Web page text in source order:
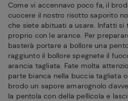
Come vi accennavo poco fa, il
cuocere il nostro risotto saporito
che siete abituati a usare. Infatti
proprio con le arance. Per
basterà portare a bollore una
raggiunto il bollore spegnete il
arancia tagliata. Fate molta
parte bianca nella buccia tagliata
brodo un sapore amarognolo
la pentola con della pellicola e